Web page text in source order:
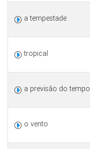
a tempestade
tropical
a previsâo do tempo
o vento